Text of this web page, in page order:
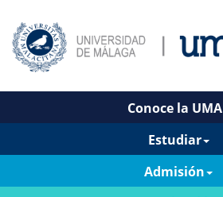
Conoce la UMA
Estudiar
Admisión